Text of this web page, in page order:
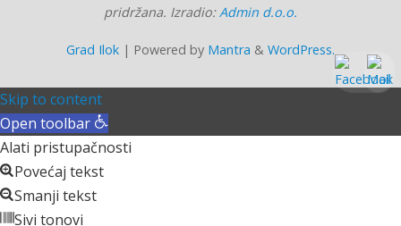
pridržana. Izradio:Admin d.o.o.
Grad Ilok | Powered by Mantra & WordPress.
Skip to content
Open toolbar
Alati pristupačnosti
Povećaj tekst
Smanji tekst
Sivi tonovi